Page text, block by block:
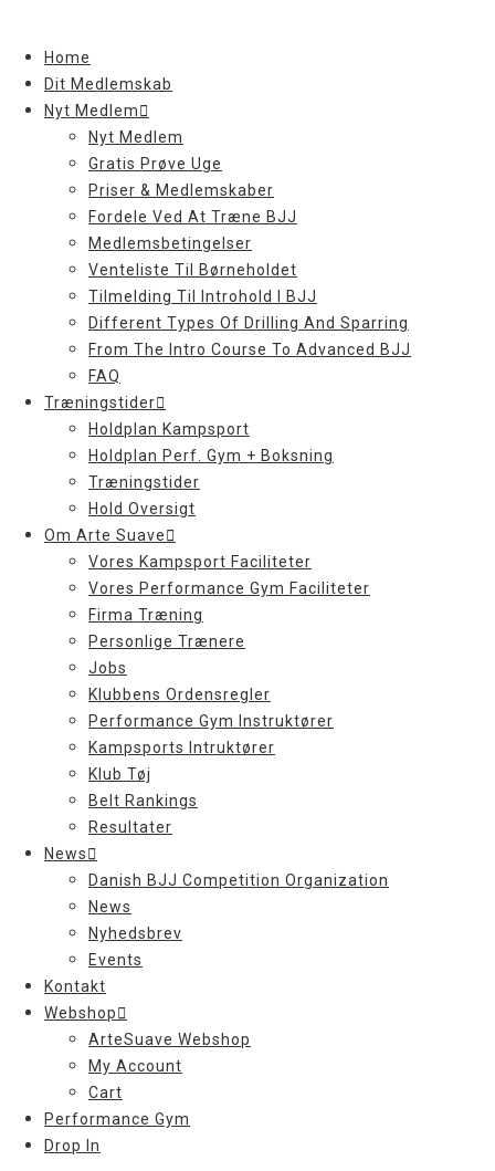
contentHome
Dit Medlemskab
Nyt Medlem
Nyt Medlem
Gratis Prøve Uge
Priser & Medlemskaber
Fordele Ved At Træne BJJ
Medlemsbetingelser
Venteliste Til Børneholdet
Tilmelding Til Introhold I BJJ
Different Types Of Drilling And Sparring
From The Intro Course To Advanced BJJ
FAQ
Træningstider
Holdplan Kampsport
Holdplan Perf. Gym + Boksning
Træningstider
Hold Oversigt
Om Arte Suave
Vores Kampsport Faciliteter
Vores Performance Gym Faciliteter
Firma Træning
Personlige Trænere
Jobs
Klubbens Ordensregler
Performance Gym Instruktører
Kampsports Intruktører
Klub Tøj
Belt Rankings
Resultater
News
Danish BJJ Competition Organization
News
Nyhedsbrev
Events
Kontakt
Webshop
ArteSuave Webshop
My Account
Cart
Performance Gym
Drop In